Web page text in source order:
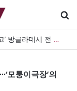
[아시아라운드업 20260806] ‘사형 선고’ 방글라데시 전 총리, 도피국 인도서 연설
모퉁이극장’의